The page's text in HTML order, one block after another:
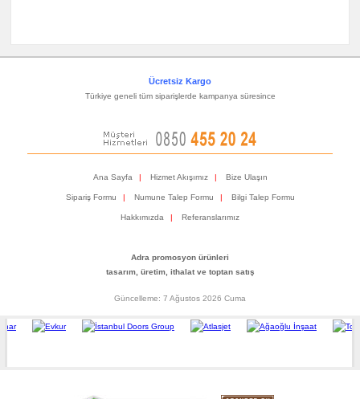
Ücretsiz Kargo
Türkiye geneli tüm siparişlerde kampanya süresince
Ana Sayfa | Hizmet Akışımız | Bize Ulaşın
Sipariş Formu | Numune Talep Formu | Bilgi Talep Formu
Hakkımızda | Referanslarımız
Adra promosyon ürünleri
tasarım, üretim, ithalat ve toptan satış
Güncelleme: 7 Ağustos 2026 Cuma